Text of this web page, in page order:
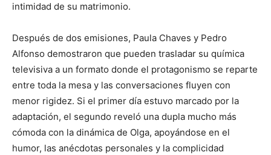
intimidad de su matrimonio.
Después de dos emisiones, Paula Chaves y Pedro
Alfonso demostraron que pueden trasladar su química
televisiva a un formato donde el protagonismo se reparte
entre toda la mesa y las conversaciones fluyen con
menor rigidez. Si el primer día estuvo marcado por la
adaptación, el segundo reveló una dupla mucho más
cómoda con la dinámica de Olga, apoyándose en el
humor, las anécdotas personales y la complicidad